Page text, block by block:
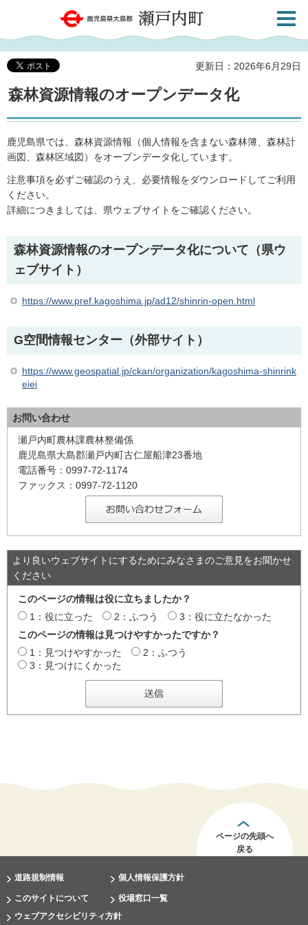
鹿児島県大島郡 瀬戸内町
共通メ
更新日：2026年6月29日
森林資源情報のオープンデータ化
鹿児島県では、森林資源情報（個人情報を含まない森林簿、森林計
画図、森林区域図）をオープンデータ化しています。
注意事項を必ずご確認のうえ、必要情報をダウンロードしてご利用
ください。
詳細につきましては、県ウェブサイトをご確認ください。
森林資源情報のオープンデータ化について（県ウ
ェブサイト）
https://www.pref.kagoshima.jp/ad12/shinrin-open.html
G空間情報センター（外部サイト）
https://www.geospatial.jp/ckan/organization/kagoshima-shinrink
eiei
お問い合わせ
瀬戸内町農林課農林整備係
鹿児島県大島郡瀬戸内町古仁屋船津23番地
電話番号：0997-72-1174
ファックス：0997-72-1120
より良いウェブサイトにするためにみなさまのご意見をお聞かせ
ください
このページの情報は役に立ちましたか？
1：役に立った
2：ふつう
3：役に立たなかった
このページの情報は見つけやすかったですか？
1：見つけやすかった
2：ふつう
3：見つけにくかった
ページの先頭へ
戻る
道路規制情報 個人情報保護方針
このサイトについて
役場窓口一覧
ウェブアクセシビリティ方針